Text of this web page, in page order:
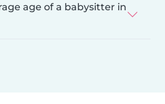
age of a babysitter in